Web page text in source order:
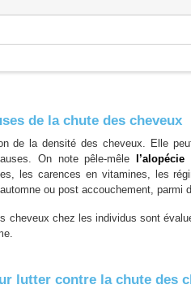
de la chute des cheveux
de la densité des cheveux. Elle
On note pêle-mêle
l’alopécie
les carences en vitamines, les
ou post accouchement, parmi
cheveux chez les individus sont
lutter contre la chute des